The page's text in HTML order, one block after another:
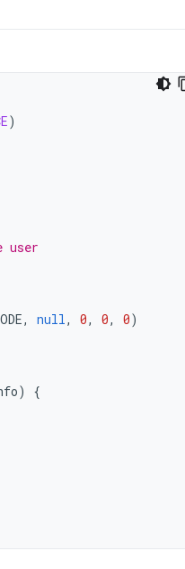
)
user
, null, 0, 0, 0)
)
{